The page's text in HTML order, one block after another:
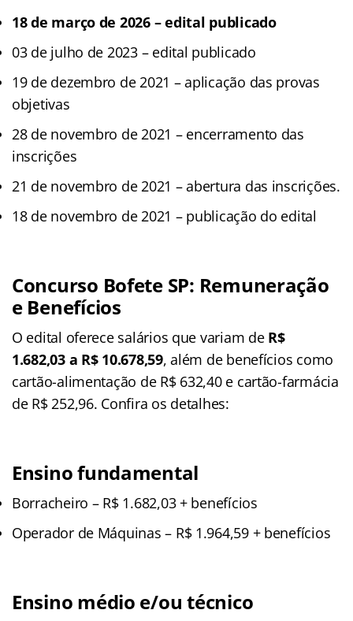
18 de março de 2026 – edital publicado
03 de julho de 2023 – edital publicado
19 de dezembro de 2021 – aplicação das provas
objetivas
28 de novembro de 2021 – encerramento das
inscrições
21 de novembro de 2021 – abertura das inscrições.
18 de novembro de 2021 – publicação do edital
Concurso Bofete SP: Remuneração
e Benefícios
O edital oferece salários que variam de R$
1.682,03 a R$ 10.678,59, além de benefícios como
cartão-alimentação de R$ 632,40 e cartão-farmácia
de R$ 252,96. Confira os detalhes:
Ensino fundamental
Borracheiro – R$ 1.682,03 + benefícios
Operador de Máquinas – R$ 1.964,59 + benefícios
Ensino médio e/ou técnico